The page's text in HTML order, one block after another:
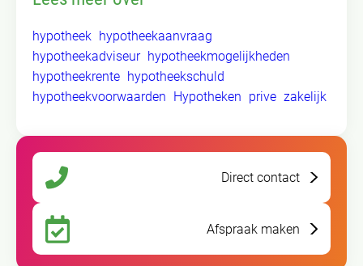
hypotheek hypotheekaanvraag
hypotheekadviseur hypotheekmogelijkheden
hypotheekrente hypotheekschuld
hypotheekvoorwaarden Hypotheken prive zakelijk
Direct contact
Afspraak maken